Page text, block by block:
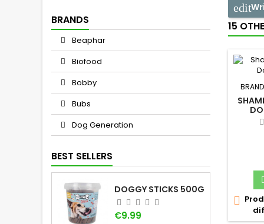
BRANDS
Beaphar
Biofood
Bobby
Bubs
Dog Generation
BEST SELLERS
DOGGY STICKS 500G
Price
€9.99
15
